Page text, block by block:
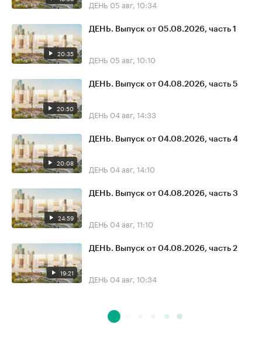
ДЕНЬ 05 авг, 10:34
20:35
ДЕНЬ. Выпуск от 05.08.2026, часть 1
ДЕНЬ 05 авг, 10:10
20:50
ДЕНЬ. Выпуск от 04.08.2026, часть 5
ДЕНЬ 04 авг, 14:33
20:08
ДЕНЬ. Выпуск от 04.08.2026, часть 4
ДЕНЬ 04 авг, 14:10
24:59
ДЕНЬ. Выпуск от 04.08.2026, часть 3
ДЕНЬ 04 авг, 11:10
19:21
ДЕНЬ. Выпуск от 04.08.2026, часть 2
ДЕНЬ 04 авг, 10:34